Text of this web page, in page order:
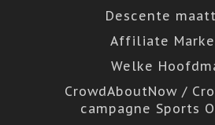
Descente
Affiliate
Welke
CrowdAboutNow /
campagne Sports